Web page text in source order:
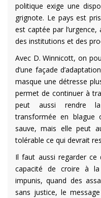
politique exige une
grignote. Le pays est
est captée par
des institutions et des
Avec D. Winnicott, on
d’une façade
masque une détresse
permet de continuer à
peut aussi rendre
transformée en blague
sauve, mais elle peut
tolérable ce qui devrait
Il faut aussi regarder
capacité de croire à
impunis, quand des
sans justice, le